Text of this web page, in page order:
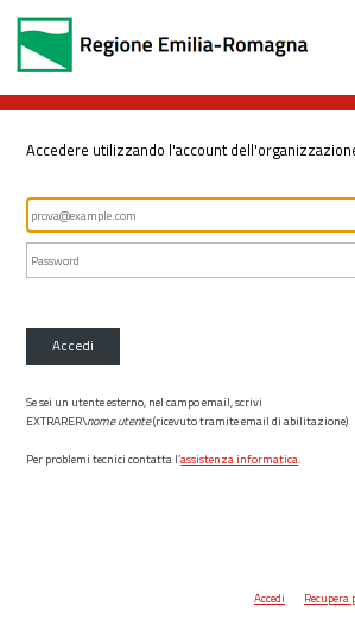
Accedere utilizzando l'account
Accedi
Se sei un utente esterno, nel campo email, scrivi
EXTRARER\nome utente(ricevuto tramite email di abilitazione)
Per problemi tecnici contatta l’assistenza informatica.
Accedi Recupera